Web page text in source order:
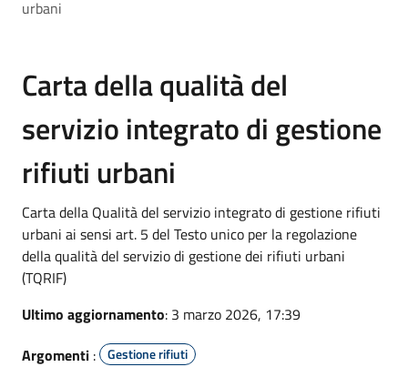
urbani
Carta della qualità del
servizio integrato di gestione
rifiuti urbani
Carta della Qualità del servizio integrato di gestione rifiuti
urbani ai sensi art. 5 del Testo unico per la regolazione
della qualità del servizio di gestione dei rifiuti urbani
(TQRIF)
Ultimo aggiornamento: 3 marzo 2026, 17:39
Argomenti : Gestione rifiuti